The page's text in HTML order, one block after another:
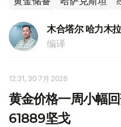
木合塔尔 哈力木拉
编译
12:31, 30 7月 2026
黄金价格一周小幅
61889坚戈